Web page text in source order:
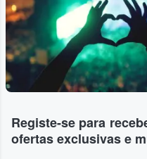
Registe-se para
ofertas exclusivas e